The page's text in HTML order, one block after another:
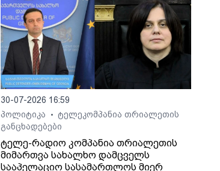
30-07-2026 16:59
პოლიტიკა
•
ტელეკომპანია თრიალეთის
განცხადებები
ტელე-რადიო კომპანია თრიალეთის
მიმართვა სახალხო დამცველს
სააპელაციო სასამართლოს მიერ